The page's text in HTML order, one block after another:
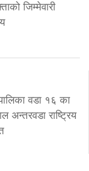
जिम्मेवारी
वडा १६ का
अन्तरवडा राष्ट्रिय